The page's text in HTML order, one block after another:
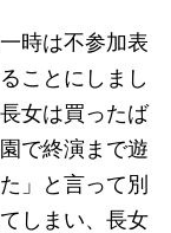
時は不参加表
ことにしまし
女は買ったば
で終演まで遊
」と言って別
しまい、長女